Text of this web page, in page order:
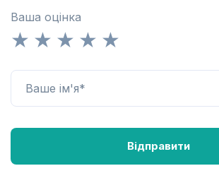
Ваша оцінка